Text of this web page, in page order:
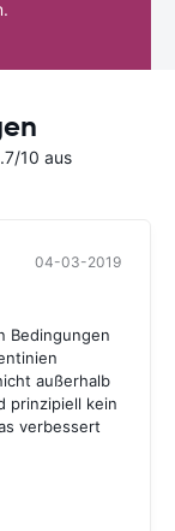
10 aus
04-03-2019
Bedingungen
außerhalb
prinzipiell kein
verbessert